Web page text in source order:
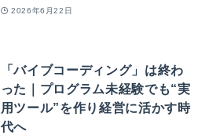
2026年6月22日
「バイブコーディング」は終わ
った｜プログラム未経験でも“実
用ツール”を作り経営に活かす時
代へ